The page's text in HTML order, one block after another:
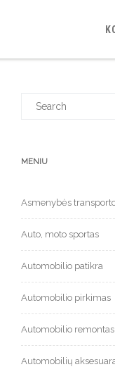
MENIU
Asmenybės
Auto, moto sportas
Automobilio patikra
Automobilio pirkimas
Automobilio remontas
Automobilių